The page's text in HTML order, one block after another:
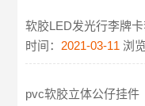
软胶LED发光行李牌
时间：2021-03-11 浏
pvc软胶立体公仔挂件